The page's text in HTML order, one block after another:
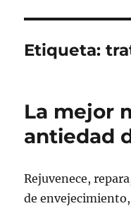
Etiqueta:
La mejor
antiedad
Rejuvenece,
de